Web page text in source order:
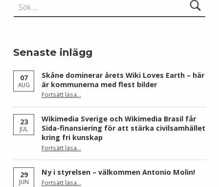
Senaste inlägg
07
AUG
Skåne dominerar årets Wiki Loves Earth – här
är kommunerna med flest bilder
Fortsätt läsa“Skåne dominerar årets Wiki Loves Earth – här är kommunerna med flest bilder”
…
23
JUL
Wikimedia Sverige och Wikimedia Brasil får
Sida-finansiering för att stärka civilsamhället
kring fri kunskap
Fortsätt läsa“Wikimedia Sverige och Wikimedia Brasil får Sida-finansiering för att stärka civilsamhället kring fri kunskap”
…
29
JUN
Ny i styrelsen – välkommen Antonio Molin!
Fortsätt läsa“Ny i styrelsen – välkommen Antonio Molin!”
…